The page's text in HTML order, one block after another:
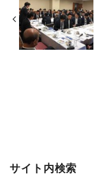
サイト内検索